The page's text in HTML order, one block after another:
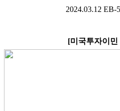
2024.03.12 EB-
[미국투자이민